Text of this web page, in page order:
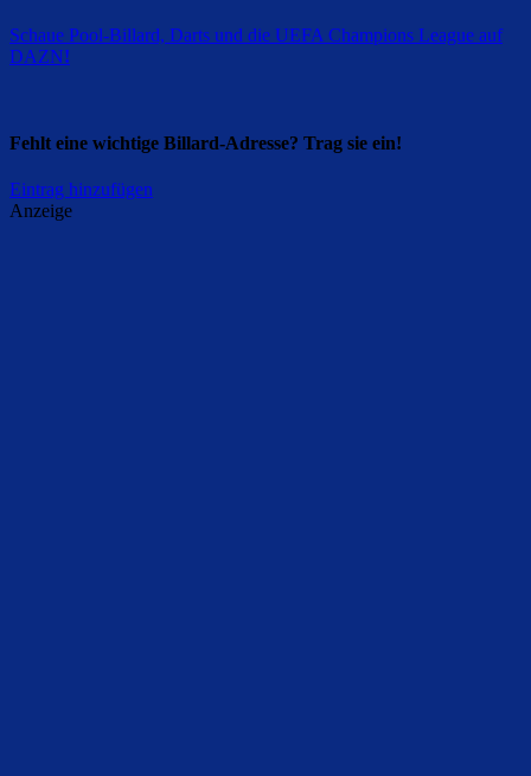
Schaue Pool-Billard, Darts und die UEFA Champions League auf
DAZN!
Fehlt eine wichtige Billard-Adresse? Trag sie ein!
Eintrag hinzufügen
Anzeige